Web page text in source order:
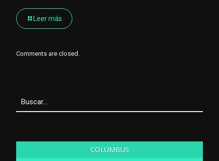
Leer más
Comments are closed.
COLUMBUS